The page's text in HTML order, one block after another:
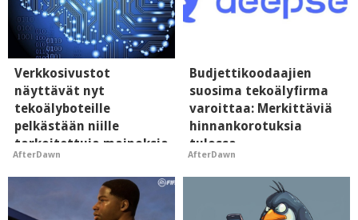
Verkkosivustot
näyttävät nyt
tekoälyboteille
pelkästään niille
tarkoitettuja mainoksia
- vaikuttaa tekoälyn
mielikuvaan brändistä
AfterDawn
Budjettikoodaajien
suosima tekoälyfirma
varoittaa: Merkittäviä
hinnankorotuksia
tulossa
AfterDawn